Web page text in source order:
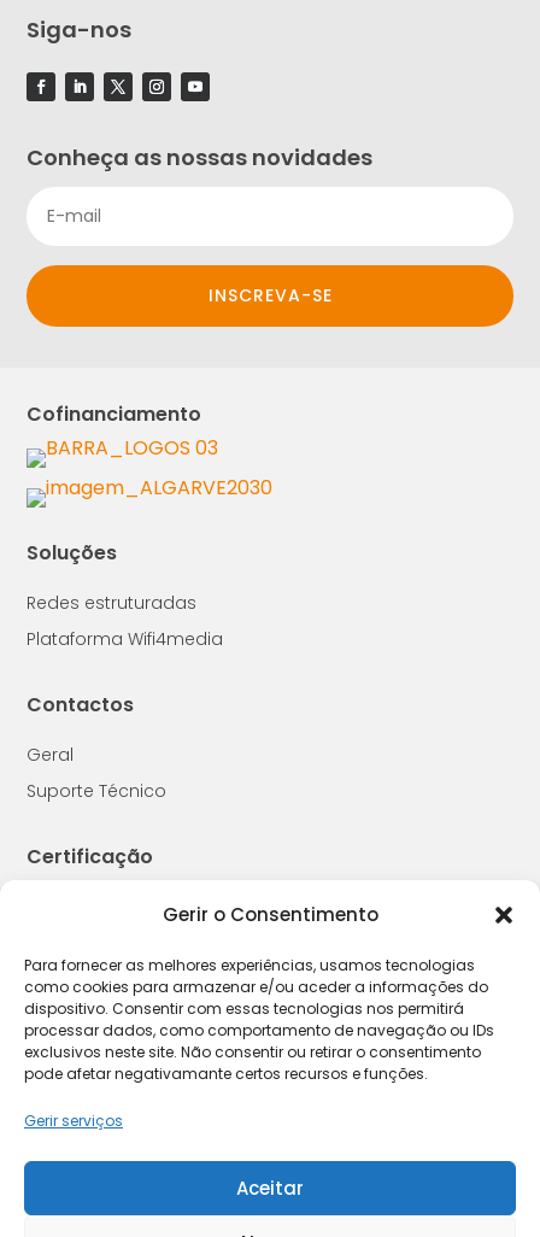
Gerir o Consentimento
Para fornecer as melhores experiências, usamos tecnologias
como cookies para armazenar e/ou aceder a informações do
dispositivo. Consentir com essas tecnologias nos permitirá
processar dados, como comportamento de navegação ou IDs
exclusivos neste site. Não consentir ou retirar o consentimento
pode afetar negativamante certos recursos e funções.
Gerir serviços
Aceitar
Siga-nos
Conheça as nossas novidades
INSCREVA-SE
Cofinanciamento
Soluções
Redes estruturadas
Plataforma Wifi4media
Contactos
Geral
Suporte Técnico
Certificação
2026 © W4M
Política de Cookies|Política de Privacidade|Termos e